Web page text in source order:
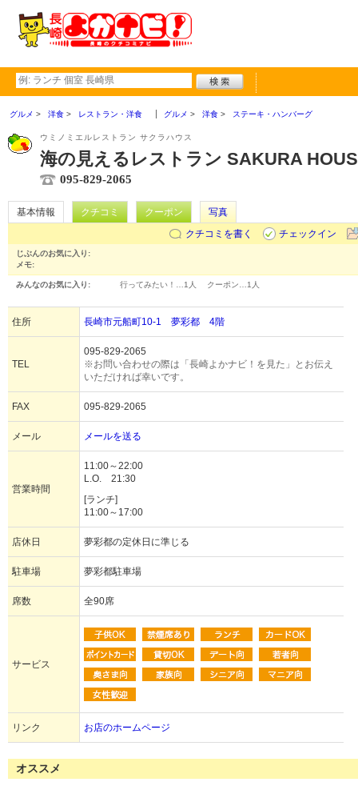
グルメ 洋食 レストラン・洋食 グルメ 洋食 ステーキ・ハンバーグ
ウミノミエルレストラン サクラハウス
海の見えるレストラン SAKURA
095-829-2065
基本情報 クチコミ クーポン
写真
クチコミを書く
チェックイン
じぶんのお気に入り:
メモ:
みんなのお気に入り: 行ってみたい！… 1人 クーポン… 1人
住所 長崎市元船町10-1 夢彩都 4階
TEL
095-829-2065
※お問い合わせの際は「長崎よかナビ！を見た」とお伝え
いただければ幸いです。
FAX 095-829-2065
メール メールを送る
営業時間
11:00～22:00
L.O. 21:30
[ランチ]
11:00～17:00
店休日 夢彩都の定休日に準じる
駐車場 夢彩都駐車場
席数 全90席
サービス
リンク お店のホームページ
オススメ